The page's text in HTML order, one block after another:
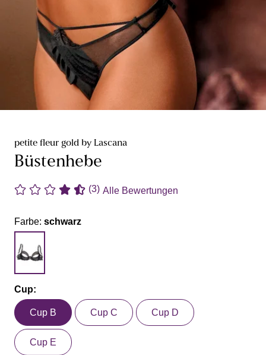
petite fleur gold by Lascana
Büstenhebe
(3) Alle Bewertungen
Farbe: schwarz
Cup:
Cup B Cup C Cup D
Cup E